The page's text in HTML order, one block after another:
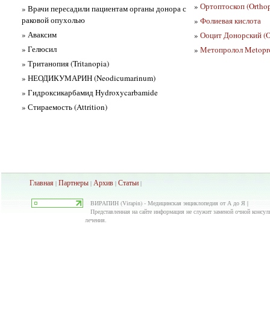
» Врачи пересадили пациентам органы донора с
раковой опухолью
» Аваксим
» Гелюсил
» Тританопия (Tritanopia)
» НЕОДИКУМАРИН (Neodicumarinum)
» Гидроксикарбамид Hydroxycarbamide
» Стираемость (Attrition)
» Ортоптоскоп
» Фолиевая кислота
» Ооцит Донорский
» Метопролол
Главная | Партнеры | Архив | Статьи |
ВИРАПИН (Virapin) - Медицинская энциклопедия от А до Я |
Представленная на сайте информация не служит заменой очной
лечения.